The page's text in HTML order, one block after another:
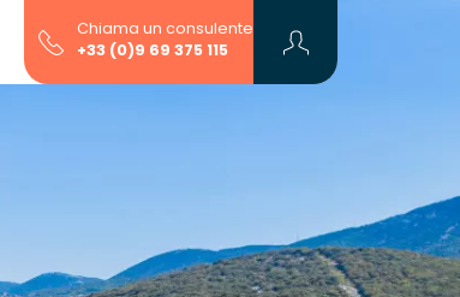
Chiama un consulente
+33 (0)9 69 375 115